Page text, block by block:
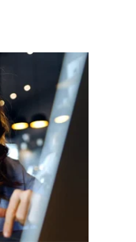
für Händler.